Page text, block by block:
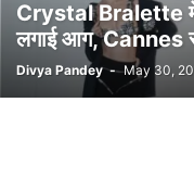
Crystal Bralette
लगाई आग, Cannes
Divya Pandey - May 30,